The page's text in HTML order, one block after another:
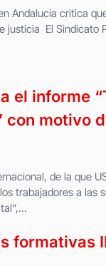
Andalucía critica
justicia El Sindicato
el informe
con motivo
de la que
trabajadores a las
formativas